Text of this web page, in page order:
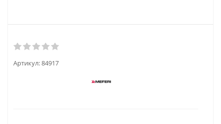
Артикул:84917